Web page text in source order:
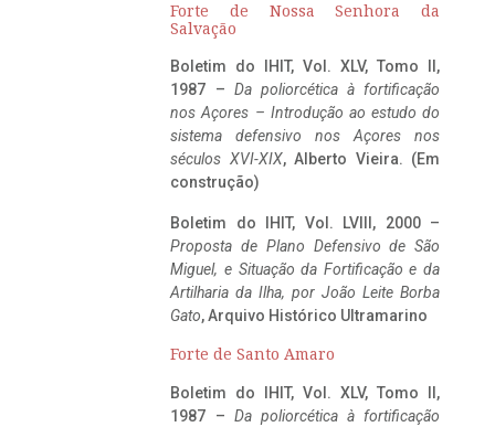
Forte de Nossa Senhora da
Salvação
Boletim do IHIT, Vol. XLV, Tomo II,
1987 – Da poliorcética à fortificação
nos Açores – Introdução ao estudo do
sistema defensivo nos Açores nos
séculos XVI-XIX, Alberto Vieira. (Em
construção)
Boletim do IHIT, Vol. LVIII, 2000 –
Proposta de Plano Defensivo de São
Miguel, e Situação da Fortificação e da
Artilharia da Ilha, por João Leite Borba
Gato, Arquivo Histórico Ultramarino
Forte de Santo Amaro
Boletim do IHIT, Vol. XLV, Tomo II,
1987 – Da poliorcética à fortificação